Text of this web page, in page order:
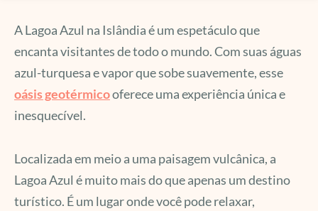
A Lagoa Azul na Islândia é um espetáculo que
encanta visitantes de todo o mundo. Com suas águas
azul-turquesa e vapor que sobe suavemente, esse
oásis geotérmicooferece uma experiência única e
inesquecível.
Localizada em meio a uma paisagem vulcânica, a
Lagoa Azul é muito mais do que apenas um destino
turístico. É um lugar onde você pode relaxar,